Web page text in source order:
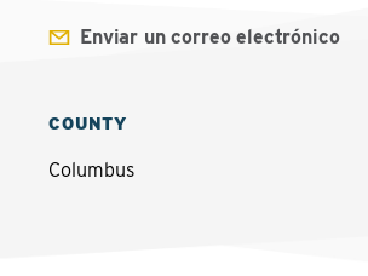
Enviar un correo electrónico
COUNTY
Columbus